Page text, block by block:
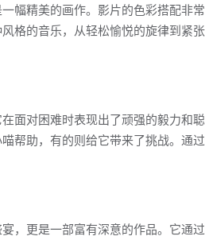
幅精美的画作。影片的色彩搭配非
格的音乐，从轻松愉悦的旋律到紧
面对困难时表现出了顽强的毅力和
帮助，有的则给它带来了挑战。通
，更是一部富有深意的作品。它通